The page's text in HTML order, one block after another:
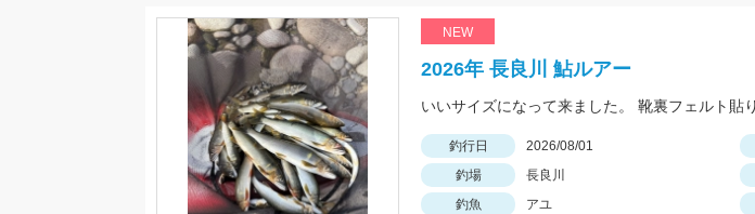
NEW
2026年 長良川 鮎ルアー
釣行日 2026/08/01
釣場
長良川
釣魚
アユ